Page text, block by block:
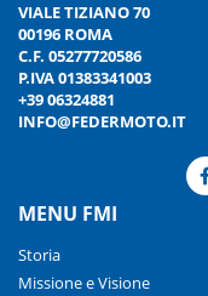
VIALE TIZIANO 70
00196 ROMA
C.F. 05277720586
P.IVA 01383341003
+39 06324881
INFO@FEDERMOTO.IT
MENU FMI
Storia
Missione e Visione